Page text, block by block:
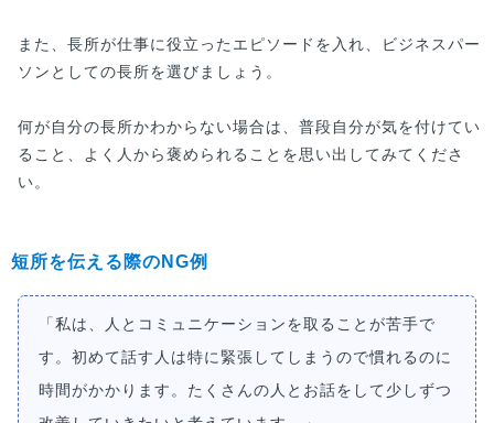
また、長所が仕事に役立ったエピソードを入れ、ビジネスパー
ソンとしての長所を選びましょう。
何が自分の長所かわからない場合は、普段自分が気を付けてい
ること、よく人から褒められることを思い出してみてくださ
い。
短所を伝える際のNG例
「私は、人とコミュニケーションを取ることが苦手で
す。初めて話す人は特に緊張してしまうので慣れるのに
時間がかかります。たくさんの人とお話をして少しずつ